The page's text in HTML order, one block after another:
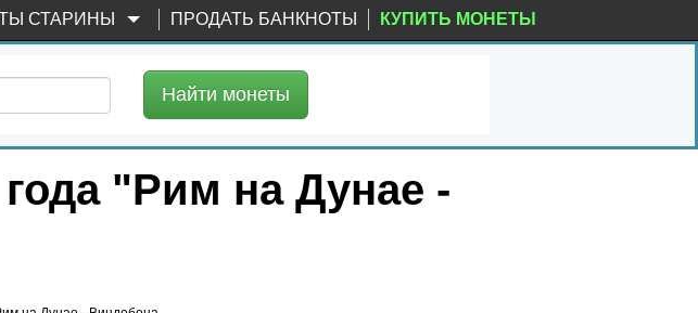
СТАРИНЫ ПРОДАТЬ БАНКНОТЫ КУПИТЬ МОНЕТЫ
Найти монеты
"Рим на Дунае -